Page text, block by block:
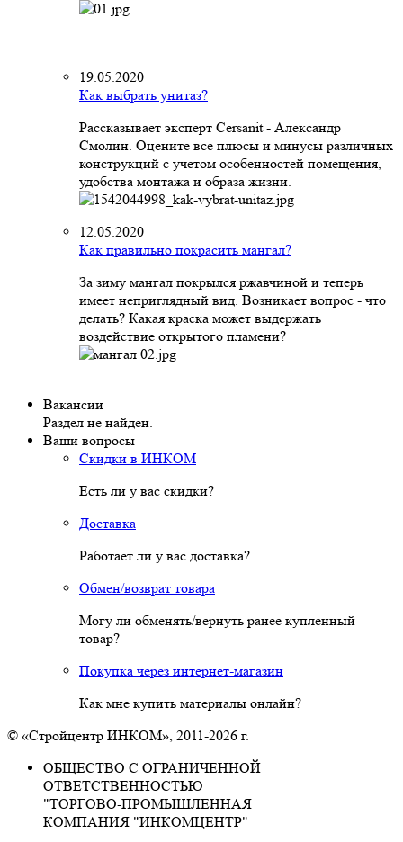
19.05.2020
Как выбрать унитаз?
Рассказывает эксперт Cersanit - Александр
Смолин. Оцените все плюсы и минусы различных
конструкций с учетом особенностей помещения,
удобства монтажа и образа жизни.
12.05.2020
Как правильно покрасить мангал?
За зиму мангал покрылся ржавчиной и теперь
имеет неприглядный вид. Возникает вопрос - что
делать? Какая краска может выдержать
воздействие открытого пламени?
Вакансии
Раздел не найден.
Ваши вопросы
Скидки в ИНКОМ
Есть ли у вас скидки?
Доставка
Работает ли у вас доставка?
Обмен/возврат товара
Могу ли обменять/вернуть ранее купленный
товар?
Покупка через интернет-магазин
Как мне купить материалы онлайн?
© «Стройцентр ИНКОМ», 2011-2026 г.
ОБЩЕСТВО С ОГРАНИЧЕННОЙ
ОТВЕТСТВЕННОСТЬЮ
"ТОРГОВО-ПРОМЫШЛЕННАЯ
КОМПАНИЯ "ИНКОМЦЕНТР"